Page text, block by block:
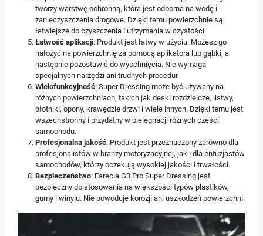
tworzy warstwę ochronną, która jest odporna na wodę i
zanieczyszczenia drogowe. Dzięki temu powierzchnie są
łatwiejsze do czyszczenia i utrzymania w czystości.
Łatwość aplikacji: Produkt jest łatwy w użyciu. Możesz go
nałożyć na powierzchnię za pomocą aplikatora lub gąbki, a
następnie pozostawić do wyschnięcia. Nie wymaga
specjalnych narzędzi ani trudnych procedur.
Wielofunkcyjność: Super Dressing może być używany na
różnych powierzchniach, takich jak deski rozdzielcze, listwy,
błotniki, opony, krawędzie drzwi i wiele innych. Dzięki temu jest
wszechstronny i przydatny w pielęgnacji różnych części
samochodu.
Profesjonalna jakość: Produkt jest przeznaczony zarówno dla
profesjonalistów w branży motoryzacyjnej, jak i dla entuzjastów
samochodów, którzy oczekują wysokiej jakości i trwałości.
Bezpieczeństwo: Farecla G3 Pro Super Dressing jest
bezpieczny do stosowania na większości typów plastików,
gumy i winylu. Nie powoduje korozji ani uszkodzeń powierzchni.